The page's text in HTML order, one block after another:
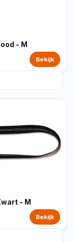
- M
Bekijk
- M
Bekijk